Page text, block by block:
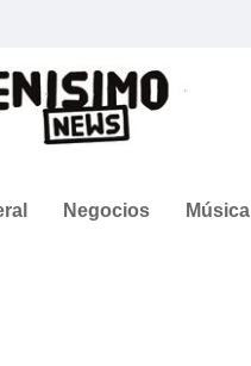
Negocios Música